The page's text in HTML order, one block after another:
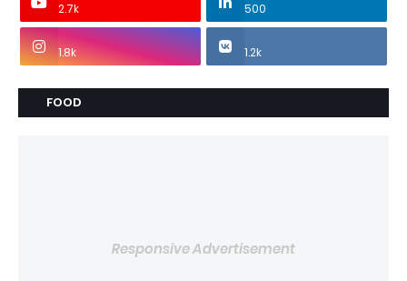
2.7k 500
1.8k 1.2k
FOOD
Responsive Advertisement